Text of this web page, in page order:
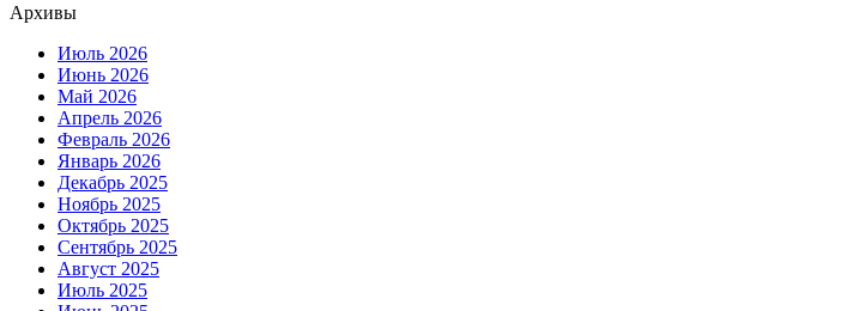
Архивы
Июль 2026
Июнь 2026
Май 2026
Апрель 2026
Февраль 2026
Январь 2026
Декабрь 2025
Ноябрь 2025
Октябрь 2025
Сентябрь 2025
Август 2025
Июль 2025